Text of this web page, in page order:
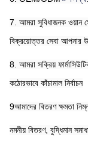
7. আমরা সুবিধাজনক ওয়ান
বিক্রয়োত্তর সেবা আপনার
8. আমরা সক্রিয়
কঠোরভাবে কাঁচামাল নির্বাচন
9আমাদের বিতরণ ক্ষমতা
নমনীয় বিতরণ, বুদ্ধিমান